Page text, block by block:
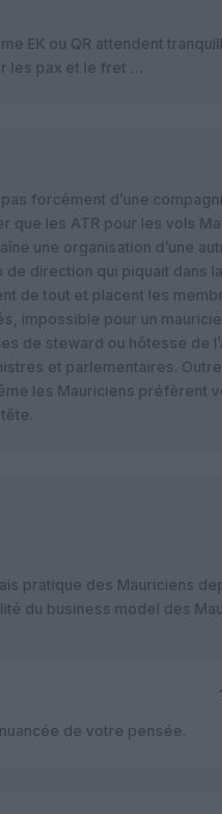
EK ou QR attendent
les pax et le fret …
forcément d’une
que les ATR pour les vols
une organisation d’une
direction qui piquait dans
de tout et placent les
impossible pour un
de steward ou hôtesse de
et parlementaires.
les Mauriciens préfèrent
pratique des Mauriciens
du business model des
de votre pensée.